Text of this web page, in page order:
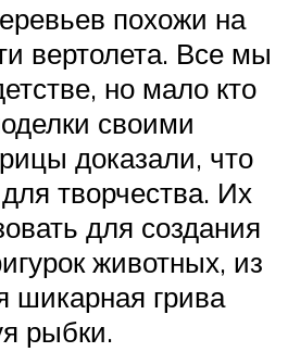
похожи на
вертолета. Все мы
но мало кто
своими
доказали, что
творчества. Их
для создания
животных, из
шикарная грива
рыбки.